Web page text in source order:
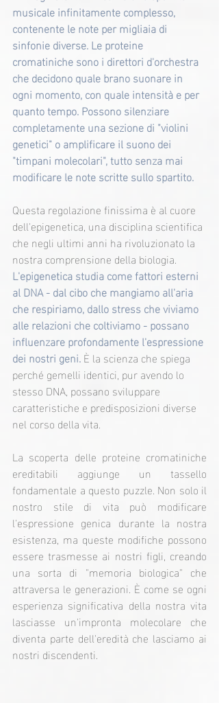
musicale infinitamente complesso,
contenente le note per migliaia di
sinfonie diverse. Le proteine
cromatiniche sono i direttori d'orchestra
che decidono quale brano suonare in
ogni momento, con quale intensità e per
quanto tempo. Possono silenziare
completamente una sezione di "violini
genetici" o amplificare il suono dei
"timpani molecolari", tutto senza mai
modificare le note scritte sullo spartito.
Questa regolazione finissima è al cuore
dell'epigenetica, una disciplina scientifica
che negli ultimi anni ha rivoluzionato la
nostra comprensione della biologia.
L'epigenetica studia come fattori esterni
al DNA - dal cibo che mangiamo all'aria
che respiriamo, dallo stress che viviamo
alle relazioni che coltiviamo - possano
influenzare profondamente l'espressione
dei nostri geni. È la scienza che spiega
perché gemelli identici, pur avendo lo
stesso DNA, possano sviluppare
caratteristiche e predisposizioni diverse
nel corso della vita.
La scoperta delle proteine cromatiniche
ereditabili aggiunge un tassello
fondamentale a questo puzzle. Non solo il
nostro stile di vita può modificare
l'espressione genica durante la nostra
esistenza, ma queste modifiche possono
essere trasmesse ai nostri figli, creando
una sorta di "memoria biologica" che
attraversa le generazioni. È come se ogni
esperienza significativa della nostra vita
lasciasse un'impronta molecolare che
diventa parte dell'eredità che lasciamo ai
nostri discendenti.